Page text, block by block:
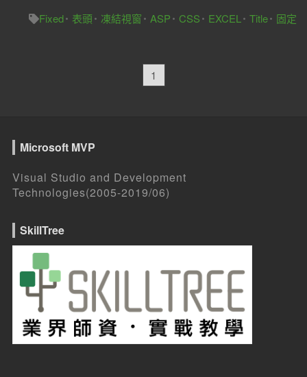
Fixed
表頭 凍結視窗 ASP CSS EXCEL Title 固定
1
Microsoft MVP
Visual Studio and Development
Technologies(2005-2019/06)
SkillTree